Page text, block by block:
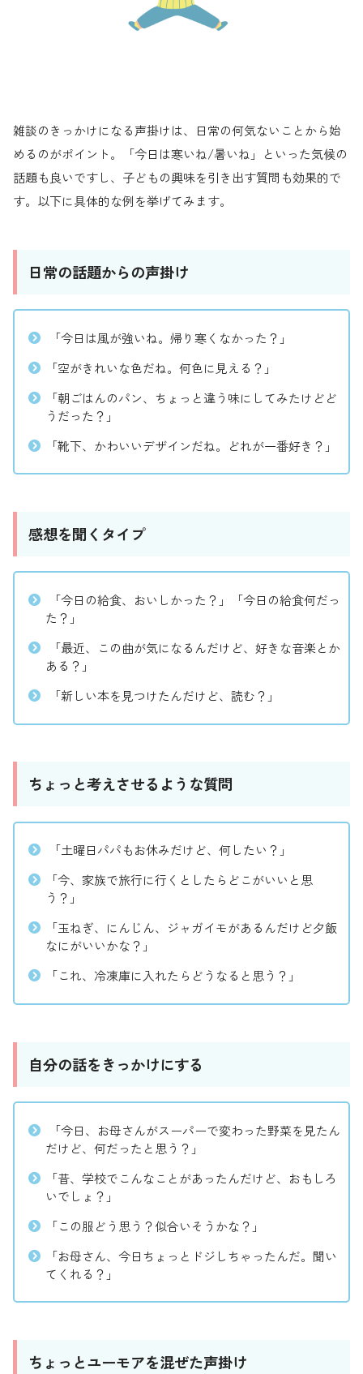
雑談のきっかけになる声掛けは、日常の何気ないことから始
めるのがポイント。「今日は寒いね/暑いね」といった気候の
話題も良いですし、子どもの興味を引き出す質問も効果的で
す。以下に具体的な例を挙げてみます。
日常の話題からの声掛け
「今日は風が強いね。帰り寒くなかった？」
「空がきれいな色だね。何色に見える？」
「朝ごはんのパン、ちょっと違う味にしてみたけどど
うだった？」
「靴下、かわいいデザインだね。どれが一番好き？」
感想を聞くタイプ
「今日の給食、おいしかった？」「今日の給食何だっ
た？」
「最近、この曲が気になるんだけど、好きな音楽とか
ある？」
「新しい本を見つけたんだけど、読む？」
ちょっと考えさせるような質問
「土曜日パパもお休みだけど、何したい？」
「今、家族で旅行に行くとしたらどこがいいと思
う？」
「玉ねぎ、にんじん、ジャガイモがあるんだけど夕飯
なにがいいかな？」
「これ、冷凍庫に入れたらどうなると思う？」
自分の話をきっかけにする
「今日、お母さんがスーパーで変わった野菜を見たん
だけど、何だったと思う？」
「昔、学校でこんなことがあったんだけど、おもしろ
いでしょ？」
「この服どう思う？似合いそうかな？」
「お母さん、今日ちょっとドジしちゃったんだ。聞い
てくれる？」
ちょっとユーモアを混ぜた声掛け